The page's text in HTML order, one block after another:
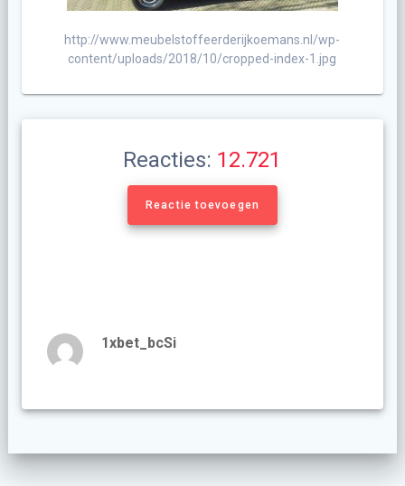
http://www.meubelstoffeerderijkoemans.nl/wp-
content/uploads/2018/10/cropped-index-1.jpg
Reacties: 12.721
Reactie toevoegen
1xbet_bcSi